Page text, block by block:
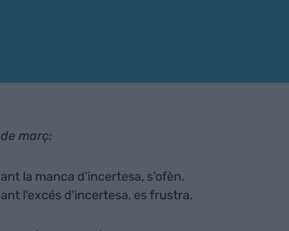
març:
la manca d'incertesa, s'ofèn.
l'excés d'incertesa, es frustra.